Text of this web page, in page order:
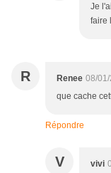
Je
faire
R Renee 08/
que cache
Répondre
V vivi